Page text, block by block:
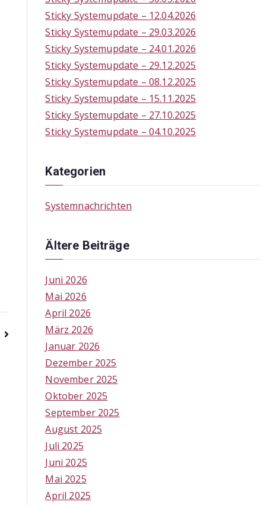
Sticky Systemupdate – 12.04.2026
Sticky Systemupdate – 29.03.2026
Sticky Systemupdate – 24.01.2026
Sticky Systemupdate – 29.12.2025
Sticky Systemupdate – 08.12.2025
Sticky Systemupdate – 15.11.2025
Sticky Systemupdate – 27.10.2025
Sticky Systemupdate – 04.10.2025
Kategorien
Systemnachrichten
Ältere Beiträge
Juni 2026
Mai 2026
April 2026
März 2026
Januar 2026
Dezember 2025
November 2025
Oktober 2025
September 2025
August 2025
Juli 2025
Juni 2025
Mai 2025
April 2025